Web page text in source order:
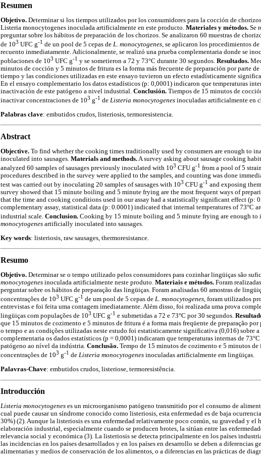
Resumen
Objetivo. Determinar si los tiempos utilizados por los consumidores para la cocción de
Listeria monocytogenes inoculada artificialmente en este producto. Materiales y métodos. Se
preguntar sobre los hábitos de preparación de los chorizos. Se analizaron 60 muestras de
de 103 UFC g-1 de un pool de 5 cepas de L. monocytogenes , se aplicaron los procedimientos
recuento inmediatamente. Adicionalmente, se realizó una prueba complementaria donde se
poblaciones de 103 UFC g-1 y se sometieron a 72 y 73°C durante 30 segundos. Resultados.
minutos de cocción y 5 minutos de fritura es la forma más frecuente de preparación por parte
tiempo y las condiciones utilizadas en este ensayo tuvieron un efecto estadísticamente
En el ensayo complementario los datos estadísticos (p: 0,0001) indicaron que temperaturas
inactivación de este patógeno a nivel industrial. Conclusión. Tiempos de 15 minutos de
inactivar concentraciones de 103 g-1 de Listeria monocytogenes inoculadas artificialmente en
Palabras clave: embutidos crudos, listeriosis, termoresistencia.
Abstract
Objective. To find whether the cooking times traditionally used by consumers are enough to
inoculated into sausages. Materials and methods. A survey asking about sausage cooking
analyzed 60 samples of sausages previously inoculated with 103 CFU g-1 from a pool of 5
procedures described in the survey were applied to the samples, and counting was done
test was carried out by inoculating 20 samples of sausages with 103 CFU g-1 and exposing
survey showed that 15 minute boiling and 5 minute frying are the most frequent ways of
that the time and cooking conditions used in our assay had a statistically significant effect (p:
complementary assay, statistical data (p: 0.0001) indicated that internal temperatures of 73°C
industrial scale. Conclusion. Cooking by 15 minute boiling and 5 minute frying are enough to
monocytogenes artificially inoculated into sausages.
Key words: listeriosis, raw sausages, thermoresistance.
Resumo
Objetivo. Determinar se o tempo utilizado pelos consumidores para cozinhar lingüiças são
monocytogenes inoculada artificialmente neste produto. Materiais e métodos. Foram
perguntar sobre os hábitos de preparação das lingüiças. Foram analisadas 60 amostras de
concentrações de 103 UFC g-1 de um pool de 5 cepas de L. monocytogenes, foram utilizados
entrevistas e foi feita uma contagem imediatamente. Além disso, foi realizada uma prova
lingüiças com populações de 103 UFC g-1 e submetidas a 72 e 73°C por 30 segundos.
que 15 minutos de cozimento e 5 minutos de fritura é a forma mais freqüente de preparação
o tempo e as condições utilizadas neste estudo foi estatisticamente significativa (0,016) sobre
complementaria os dados estatísticos (p = 0,0001) indicaram que temperaturas internas de
patógeno ao nível da indústria. Conclusão. Tempo de 15 minutos de cozimento e 5 minutos de
concentrações de 103 g-1 de Listeria monocytogenes inoculadas artificialmente em lingüiças.
Palavras-Chave: embutidos crudos, listeriose, termoresistência.
Introducción
Listeria monocytogenes es un microorganismo patógeno transmitido por el consumo de
cual puede causar un síndrome conocido como listeriosis, esta enfermedad es de baja
30%) (2). Aunque la listeriosis es una enfermedad relativamente poco común, su gravedad y el
elaboración industrial, especialmente cuando se producen brotes, la sitúan entre las
relevancia social y económica (3). La listeriosis se detecta principalmente en los países
las incidencias en los países desarrollados y en los países en desarrollo se deben a diferencias
alimentarias y medios de conservación de los alimentos, o a diferencias en las prácticas de